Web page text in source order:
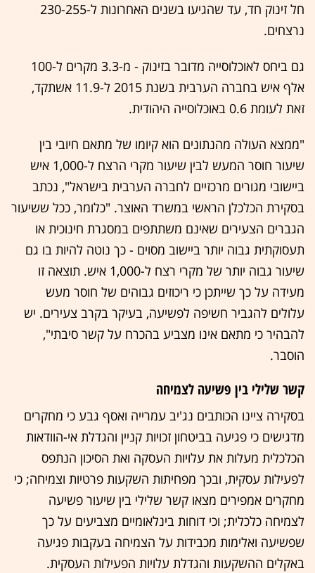
חל זינוק חד, עד שהגיעו בשנים האחרונות ל-230-255
נרצחים.
גם ביחס לאוכלוסייה מדובר בזינוק - מ-3.3 מקרים ל-100
אלף איש בחברה הערבית בשנת 2015 ל-11.9 אשתקד,
זאת לעומת 0.6 באוכלוסייה היהודית.
"ממצא העולה מהנתונים הוא קיומו של מתאם חיובי בין
שיעור חוסר המעש לבין שיעור מקרי הרצח ל-1,000 איש
ביישובי מגורים מרכזיים לחברה הערבית בישראל", נכתב
בסקירת הכלכלן הראשי במשרד האוצר. "כלומר, ככל ששיעור
הגברים הצעירים שאינם משתתפים במסגרת חינוכית או
תעסוקתית גבוה יותר ביישוב מסוים - כך נוטה להיות בו גם
שיעור גבוה יותר של מקרי רצח ל-1,000 איש. תוצאה זו
מעידה על כך שייתכן כי ריכוזים גבוהים של חוסר מעש
עלולים להגביר חשיפה לפשיעה, בעיקר בקרב צעירים. יש
להבהיר כי מתאם אינו מצביע בהכרח על קשר סיבתי",
הוסבר.
קשר שלילי בין פשיעה לצמיחה
בסקירה ציינו הכותבים נג'יב עמרייה ואסף גבע כי מחקרים
מדגישים כי פגיעה בביטחון זכויות קניין והגדלת אי-הוודאות
הכלכלית מעלות את עלויות העסקה ואת הסיכון הנתפס
לפעילות עסקית, ובכך מפחיתות השקעות פרטיות וצמיחה; כי
מחקרים אמפירים מצאו קשר שלילי בין שיעור פשיעה
לצמיחה כלכלית; וכי דוחות בינלאומיים מצביעים על כך
שפשיעה ואלימות מכבידות על הצמיחה בעקבות פגיעה
באקלים ההשקעות והגדלת עלויות הפעילות העסקית.